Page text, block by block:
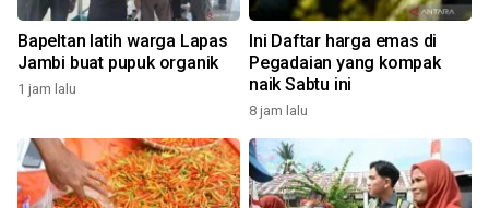
Bapeltan latih warga Lapas
Jambi buat pupuk organik
1 jam lalu
Ini Daftar harga emas di
Pegadaian yang kompak
naik Sabtu ini
8 jam lalu